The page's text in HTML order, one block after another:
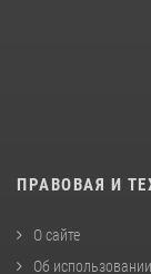
ПРАВОВАЯ И
О сайте
Об